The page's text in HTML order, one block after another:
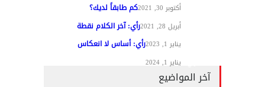
أكتوبر 30, 2021 كم طابقاً لديك؟
أبريل 28, 2021 رأي: آخر الكلام نقطة
يناير 1, 2023 رأي: أساس لا انعكاس
يناير 1, 2024
آخر المواضيع